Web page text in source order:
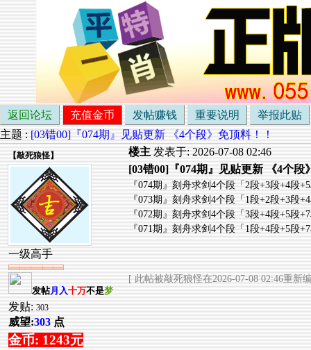
返回论坛 充值金币 发帖赚钱 重要说明
举报此贴
主题 : [03错00]『074期』见贴更新 《4个段》免顶料！！
【敲死狼怪】
一级高手
发帖月入十万不是梦
发贴: 303
威望:303 点
金币: 1243元
楼主 发表于: 2026-07-08 02:46
[03错00]『074期』见贴更新 《4个段
『074期』刻舟求剑4个段「2段+3段+4段
『073期』刻舟求剑4个段「1段+2段+3段
『072期』刻舟求剑4个段「3段+4段+5段
『071期』刻舟求剑4个段「1段+4段+5段
[ 此帖被敲死狼怪在2026-07-08 02:46重新